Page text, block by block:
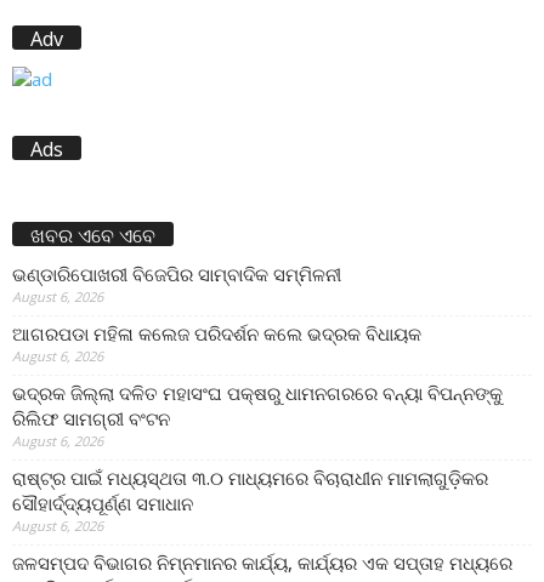
Adv
Ads
ଖବର ଏବେ ଏବେ
ଭଣ୍ଡାରିପୋଖରୀ ବିଜେପିର ସାମ୍ବାଦିକ ସମ୍ମିଳନୀ
August 6, 2026
ଆଗରପଡା ମହିଳା କଲେଜ ପରିଦର୍ଶନ କଲେ ଭଦ୍ରକ ବିଧାୟକ
August 6, 2026
ଭଦ୍ରକ ଜିଲ୍ଲା ଦଳିତ ମହାସଂଘ ପକ୍ଷରୁ ଧାମନଗରରେ ବନ୍ୟା ବିପନ୍ନଙ୍କୁ
ରିଲିଫ ସାମଗ୍ରୀ ବଂଟନ
August 6, 2026
ରାଷ୍ଟ୍ର ପାଇଁ ମଧ୍ୟସ୍ଥତା ୩.୦ ମାଧ୍ୟମରେ ବିଚାରାଧୀନ ମାମଲାଗୁଡ଼ିକର
ସୌହାର୍ଦ୍ଦ୍ୟପୂର୍ଣ୍ଣ ସମାଧାନ
August 6, 2026
ଜଳସମ୍ପଦ ବିଭାଗର ନିମ୍ନମାନର କାର୍ଯ୍ୟ, କାର୍ଯ୍ୟର ଏକ ସପ୍ତାହ ମଧ୍ୟରେ